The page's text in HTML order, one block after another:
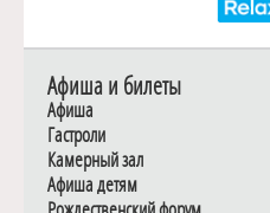
Афиша и билеты
Афиша
Гастроли
Камерный зал
Афиша детям